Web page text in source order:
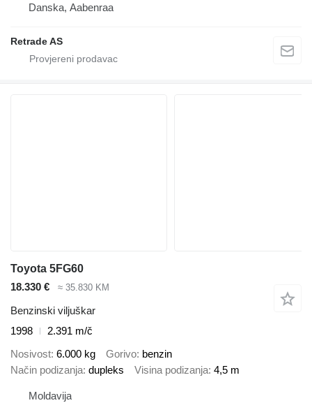
Danska, Aabenraa
Retrade AS
Toyota 5FG60
18.330 €
≈ 35.830 KM
Benzinski viljuškar
1998
2.391 m/č
Nosivost 6.000 kg Gorivo benzin
Način podizanja dupleks Visina podizanja 4,5 m
Moldavija